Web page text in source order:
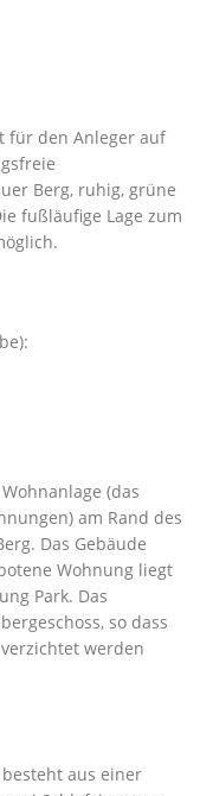
für den Anleger auf
Berg, ruhig, grüne
fußläufige Lage zum
(das
am Rand des
Das Gebäude
Wohnung liegt
Park. Das
so dass
werden
aus einer